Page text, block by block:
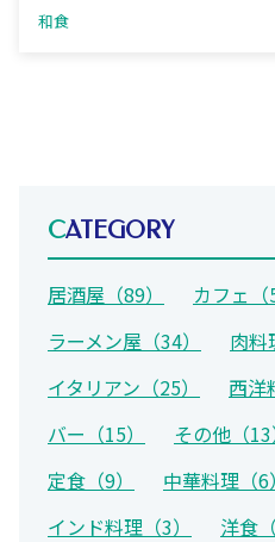
和食
CATEGORY
居酒屋（89） カフェ（
ラーメン屋（34）
肉料
イタリアン（25）
西洋
バー（15）
その他（13
定食（9）
中華料理（6）
インド料理（3）
洋食（